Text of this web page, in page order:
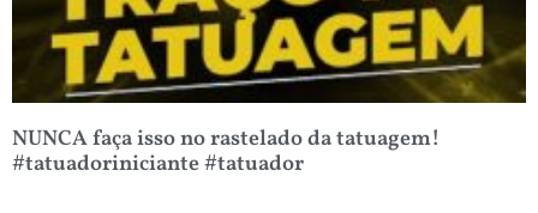
NUNCA faça isso no rastelado da tatuagem!
#tatuadoriniciante #tatuador